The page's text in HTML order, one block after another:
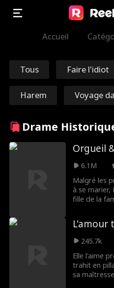
Accueil
Tous Faire l'idiot
Harem
Voyage
Rédemption
Maréchal/Généra
ureux
Réincarnation TJ
Roman Chsherba
Triangle amoure
Drame
Orgueil
6.1M
Malgré les
à se marier,
fille de la
tombe
retrouve
classiste
sauver sa
rencontre
millionnaire
est
L'amour
245.7k
Elle l'aime
trahit en
sa